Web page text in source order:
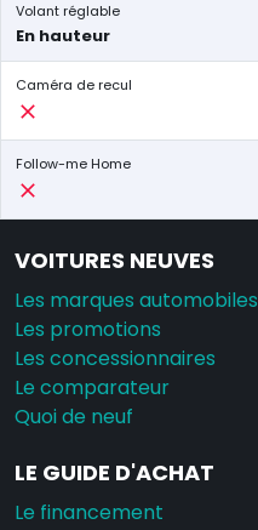
Volant réglable
En hauteur
Caméra de recul
Follow-me Home
VOITURES NEUVES
Les marques automobiles
Les promotions
Les concessionnaires
Le comparateur
Quoi de neuf
LE GUIDE D'ACHAT
Le financement